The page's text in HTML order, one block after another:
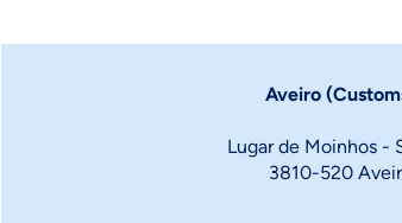
Aveiro
Lugar de Moinhos -
3810-520